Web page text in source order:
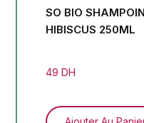
SO BIO
HIBISCUS 250ML
49 DH